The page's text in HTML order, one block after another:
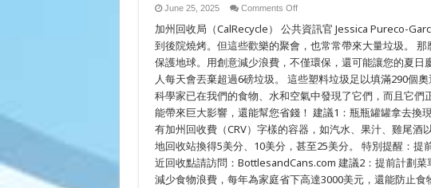
June 25, 2025 Comments Offon
個
單
方
法
讓
您
的
夏
日
派
少
加州回收局（CalRecycle） 公共資訊官 Jessica Pureco-
到後院燒烤。但這些歡樂的聚會，也常常帶來大量垃圾。
保護地球。用創意減少浪費，不僅環保，還可能讓您的夏
人每天會丟棄超過6磅垃圾。 這些塑料垃圾足以填滿290個
科學家已在我們的食物、水和空氣中發現了它們，而且它
能帶來巨大影響，還能幫您省錢！ 建議1：瓶瓶罐罐拿去
有加州回收費（CRV）字樣的容器，如汽水、果汁、雞尾
地回收站換得5美分、10美分，甚至25美分。 特別提醒：
近回收點請訪問：BottlesandCans.com 建議2：提前計劃
減少食物浪費，每年為家庭省下高達3000美元，還能防止